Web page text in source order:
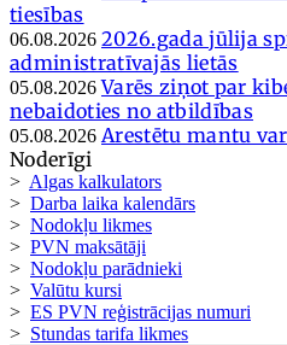
tiesības
06.08.2026 2026.gada jūlija
administratīvajās lietās
05.08.2026 Varēs ziņot par
nebaidoties no atbildības
05.08.2026 Arestētu mantu
Noderīgi
> Algas kalkulators
> Darba laika kalendārs
> Nodokļu likmes
> PVN maksātāji
> Nodokļu parādnieki
> Valūtu kursi
> ES PVN reģistrācijas numuri
> Stundas tarifa likmes